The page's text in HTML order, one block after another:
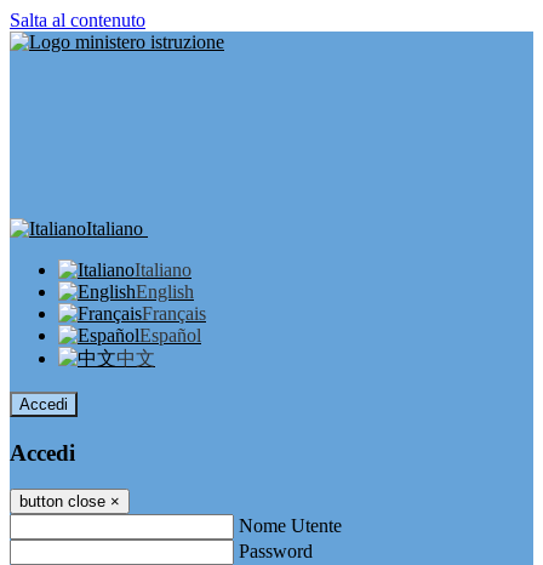
Salta al contenuto
Italiano
Italiano
English
Français
Español
中文
Accedi
Accedi
button close ×
Nome Utente
Password